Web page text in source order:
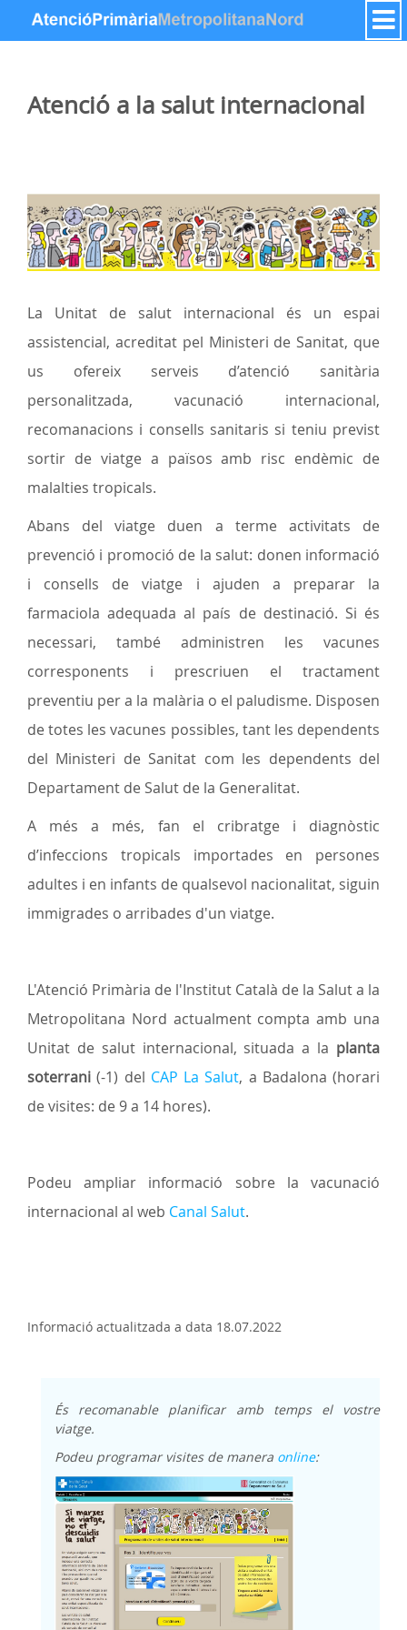
跳转到内容
Atenció a la salut internacional
La Unitat de salut internacional és un espai
assistencial, acreditat pel Ministeri de Sanitat, que
us ofereix serveis d’atenció sanitària
personalitzada, vacunació internacional,
recomanacions i consells sanitaris si teniu previst
sortir de viatge a països amb risc endèmic de
malalties tropicals.
Abans del viatge duen a terme activitats de
prevenció i promoció de la salut: donen informació
i consells de viatge i ajuden a preparar la
farmaciola adequada al país de destinació. Si és
necessari, també administren les vacunes
corresponents i prescriuen el tractament
preventiu per a la malària o el paludisme. Disposen
de totes les vacunes possibles, tant les dependents
del Ministeri de Sanitat com les dependents del
Departament de Salut de la Generalitat.
A més a més, fan el cribratge i diagnòstic
d’infeccions tropicals importades en persones
adultes i en infants de qualsevol nacionalitat, siguin
immigrades o arribades d'un viatge.
L'Atenció Primària de l'Institut Català de la Salut a la
Metropolitana Nord actualment compta amb una
Unitat de salut internacional, situada a la planta
soterrani (-1) del CAP La Salut, a Badalona (horari
de visites: de 9 a 14 hores).
Podeu ampliar informació sobre la vacunació
internacional al web Canal Salut.
Informació actualitzada a data 18.07.2022
És recomanable planificar amb temps el vostre
viatge.
Podeu programar visites de manera online: